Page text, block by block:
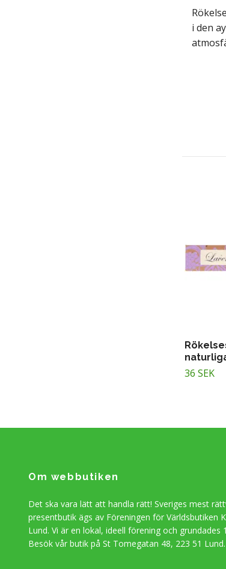
i den
36 SEK
Om webbutiken
Det ska vara lätt att handla rätt! Sveriges mest
presentbutik ägs av Föreningen för Världsbutiken
Lund. Vi är en lokal, ideell förening och grundades
Besök vår butik på St Tomegatan 48, 223 51 Lund.